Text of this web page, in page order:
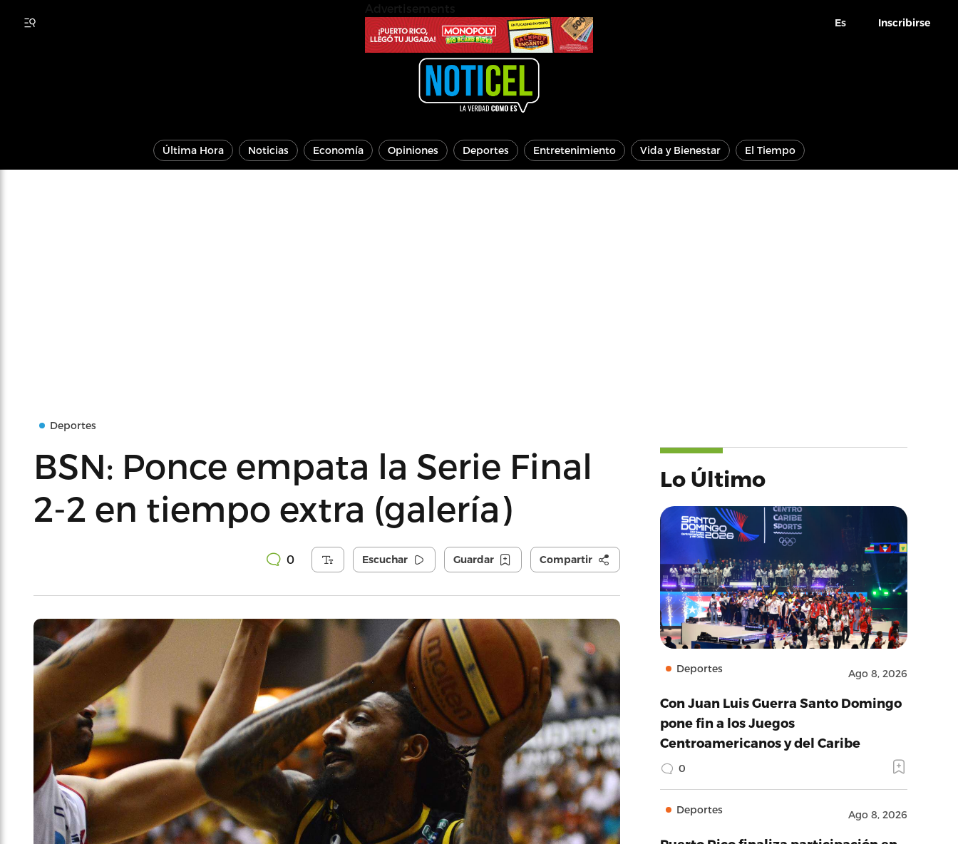
Es Inscribirse
Última Hora Noticias Economía Opiniones Deportes Entretenimiento Vida y Bienestar El Tiempo
Deportes
BSN: Ponce empata la Serie Final
2-2 en tiempo extra (galería)
0 Escuchar Guardar Compartir
Lo Último
Deportes Ago 8, 2026
Con Juan Luis Guerra Santo Domingo
pone fin a los Juegos
Centroamericanos y del Caribe
0
Deportes Ago 8, 2026